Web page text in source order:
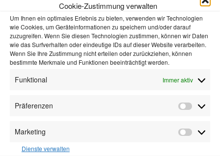
Cookie-Zustimmung verwalten
Um Ihnen ein optimales Erlebnis zu bieten, verwenden wir Technologien
wie Cookies, um Geräteinformationen zu speichern und/oder darauf
zuzugreifen. Wenn Sie diesen Technologien zustimmen, können wir Daten
wie das Surfverhalten oder eindeutige IDs auf dieser Website verarbeiten.
Wenn Sie Ihre Zustimmung nicht erteilen oder zurückziehen, können
bestimmte Merkmale und Funktionen beeinträchtigt werden.
Funktional Immer aktiv
Präferenzen
Marketing
Dienste verwalten